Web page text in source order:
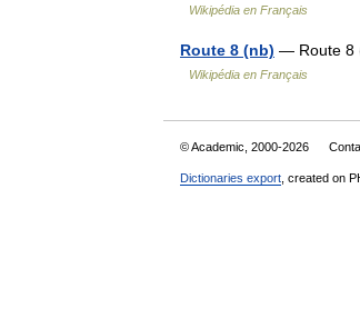
Wikipédia en Français
Route 8 (nb) — Route 8
Wikipédia en Français
© Academic, 2000-2026
Dictionaries export , created on